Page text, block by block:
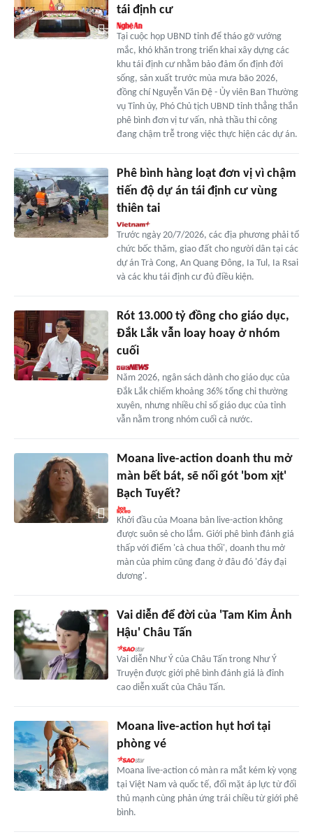
tái định cư
Tại cuộc họp UBND tỉnh để tháo gỡ vướng
mắc, khó khăn trong triển khai xây dựng các
khu tái định cư nhằm bảo đảm ổn định đời
sống, sản xuất trước mùa mưa bão 2026,
đồng chí Nguyễn Văn Đệ - Ủy viên Ban Thường
vụ Tỉnh ủy, Phó Chủ tịch UBND tỉnh thẳng thắn
phê bình đơn vị tư vấn, nhà thầu thi công
đang chậm trễ trong việc thực hiện các dự án.
Phê bình hàng loạt đơn vị vì chậm
tiến độ dự án tái định cư vùng
thiên tai
Trước ngày 20/7/2026, các địa phương phải tổ
chức bốc thăm, giao đất cho người dân tại các
dự án Trà Cong, An Quang Đông, Ia Tul, Ia Rsai
và các khu tái định cư đủ điều kiện.
Rót 13.000 tỷ đồng cho giáo dục,
Đắk Lắk vẫn loay hoay ở nhóm
cuối
Năm 2026, ngân sách dành cho giáo dục của
Đắk Lắk chiếm khoảng 36% tổng chi thường
xuyên, nhưng nhiều chỉ số giáo dục của tỉnh
vẫn nằm trong nhóm cuối cả nước.
Moana live-action doanh thu mở
màn bết bát, sẽ nối gót 'bom xịt'
Bạch Tuyết?
Khởi đầu của Moana bản live-action không
được suôn sẻ cho lắm. Giới phê bình đánh giá
thấp với điểm 'cà chua thối', doanh thu mở
màn của phim cũng đang ở đâu đó 'đáy đại
dương'.
Vai diễn để đời của 'Tam Kim Ảnh
Hậu' Châu Tấn
Vai diễn Như Ý của Châu Tấn trong Như Ý
Truyện được giới phê bình đánh giá là đỉnh
cao diễn xuất của Châu Tấn.
Moana live-action hụt hơi tại
phòng vé
Moana live-action có màn ra mắt kém kỳ vọng
tại Việt Nam và quốc tế, đối mặt áp lực từ đối
thủ mạnh cùng phản ứng trái chiều từ giới phê
bình.